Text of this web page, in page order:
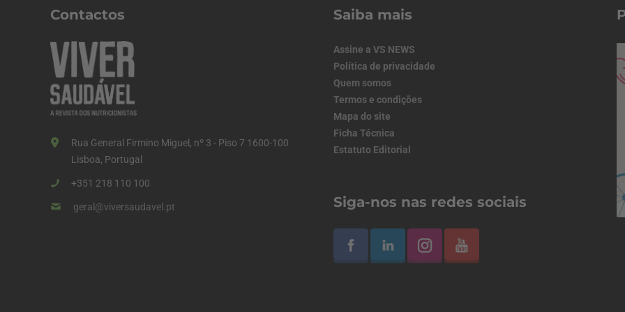
a
ã
o
d
o
s
o
n
Contactos
Rua General Firmino Miguel, nº 3 - Piso 7 1600-100
Lisboa, Portugal
+351 218 110 100
geral@viversaudavel.pt
Saiba mais
Assine a VS NEWS
Política de privacidade
Quem somos
Termos e condições
Mapa do site
Ficha Técnica
Estatuto Editorial
Siga-nos nas redes sociais